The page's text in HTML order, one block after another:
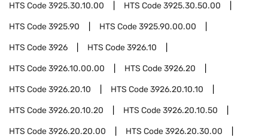
HTS Code3925.30.10.00 HTS Code3925.30.50.00
HTS Code3925.90 HTS Code3925.90.00.00
HTS Code3926 HTS Code3926.10
HTS Code3926.10.00.00 HTS Code3926.20
HTS Code3926.20.10 HTS Code3926.20.10.10
HTS Code3926.20.10.20 HTS Code3926.20.10.50
HTS Code3926.20.20.00 HTS Code3926.20.30.00